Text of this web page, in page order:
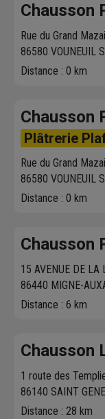
livraison. Bonus :
Nous livrons jusqu'au
7ème étage.
Chausson
Rue du Grand
86580 VOUNEUIL
Distance : 0 km
Chausson
Plâtrerie
Rue du Grand
86580 VOUNEUIL
Distance : 0 km
Chausson
15 AVENUE DE LA
86440 MIGNE-
Distance : 6 km
Chausson
1 route des
86140 SAINT
Distance : 28 km